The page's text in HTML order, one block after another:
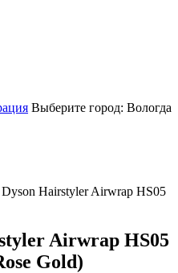
Выберите город: Вологда
Hairstyler Airwrap HS05
Airwrap HS05
Gold)